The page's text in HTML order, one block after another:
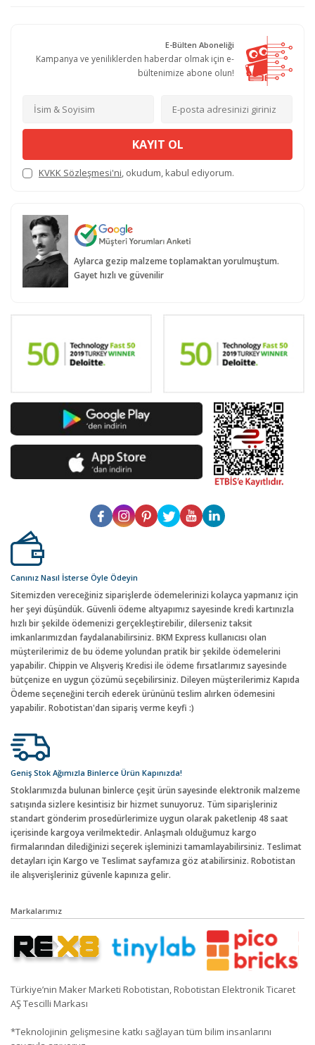
E-Bülten Aboneliği
Kampanya ve yeniliklerden haberdar olmak için e-
bültenimize abone olun!
KAYIT OL
KVKK Sözleşmesi'ni, okudum, kabul ediyorum.
Aylarca gezip malzeme toplamaktan yorulmuştum.
Gayet hızlı ve güvenilir
Canınız Nasıl İsterse Öyle Ödeyin
Sitemizden vereceğiniz siparişlerde ödemelerinizi kolayca yapmanız için
her şeyi düşündük. Güvenli ödeme altyapımız sayesinde kredi kartınızla
hızlı bir şekilde ödemenizi gerçekleştirebilir, dilerseniz taksit
imkanlarımızdan faydalanabilirsiniz. BKM Express kullanıcısı olan
müşterilerimiz de bu ödeme yolundan pratik bir şekilde ödemelerini
yapabilir. Chippin ve Alışveriş Kredisi ile ödeme fırsatlarımız sayesinde
bütçenize en uygun çözümü seçebilirsiniz. Dileyen müşterilerimiz Kapıda
Ödeme seçeneğini tercih ederek ürününü teslim alırken ödemesini
yapabilir. Robotistan'dan sipariş verme keyfi :)
Geniş Stok Ağımızla Binlerce Ürün Kapınızda!
Stoklarımızda bulunan binlerce çeşit ürün sayesinde elektronik malzeme
satışında sizlere kesintisiz bir hizmet sunuyoruz. Tüm siparişleriniz
standart gönderim prosedürlerimize uygun olarak paketlenip 48 saat
içerisinde kargoya verilmektedir. Anlaşmalı olduğumuz kargo
firmalarından dilediğinizi seçerek işleminizi tamamlayabilirsiniz. Teslimat
detayları için Kargo ve Teslimat sayfamıza göz atabilirsiniz. Robotistan
ile alışverişleriniz güvenle kapınıza gelir.
Markalarımız
Türkiye’nin Maker Marketi Robotistan, Robotistan Elektronik Ticaret
AŞ Tescilli Markası
*Teknolojinin gelişmesine katkı sağlayan tüm bilim insanlarını